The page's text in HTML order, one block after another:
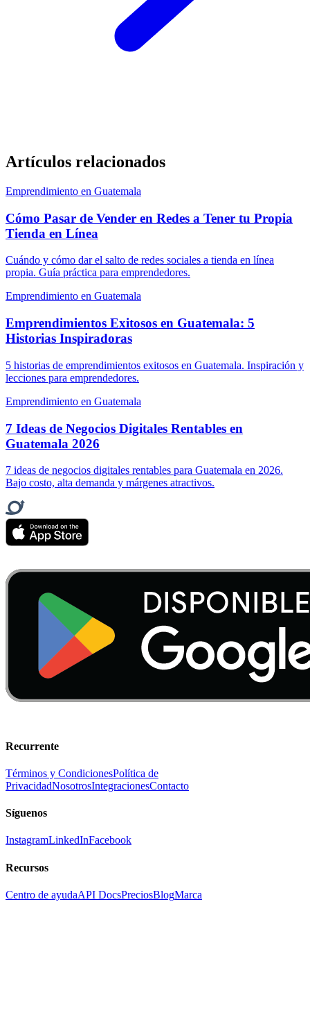
Artículos relacionados
Emprendimiento en Guatemala
Cómo Pasar de Vender en Redes a Tener tu Propia
Tienda en Línea
Cuándo y cómo dar el salto de redes sociales a tienda en línea
propia. Guía práctica para emprendedores.
Emprendimiento en Guatemala
Emprendimientos Exitosos en Guatemala: 5
Historias Inspiradoras
5 historias de emprendimientos exitosos en Guatemala. Inspiración y
lecciones para emprendedores.
Emprendimiento en Guatemala
7 Ideas de Negocios Digitales Rentables en
Guatemala 2026
7 ideas de negocios digitales rentables para Guatemala en 2026.
Bajo costo, alta demanda y márgenes atractivos.
Recurrente
Términos y CondicionesPolítica de
PrivacidadNosotrosIntegracionesContacto
Síguenos
InstagramLinkedInFacebook
Recursos
Centro de ayudaAPI DocsPreciosBlogMarca